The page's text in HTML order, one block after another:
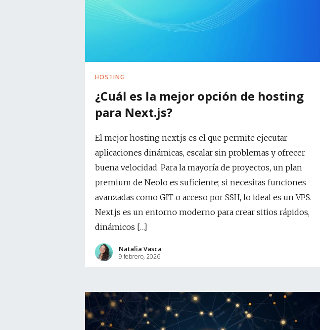
HOSTING
¿Cuál es la mejor opción de hosting
para Next.js?
El mejor hosting next.js es el que permite ejecutar
aplicaciones dinámicas, escalar sin problemas y ofrecer
buena velocidad. Para la mayoría de proyectos, un plan
premium de Neolo es suficiente; si necesitas funciones
avanzadas como GIT o acceso por SSH, lo ideal es un VPS.
Next.js es un entorno moderno para crear sitios rápidos,
dinámicos […]
Natalia Vasca
9 febrero, 2026